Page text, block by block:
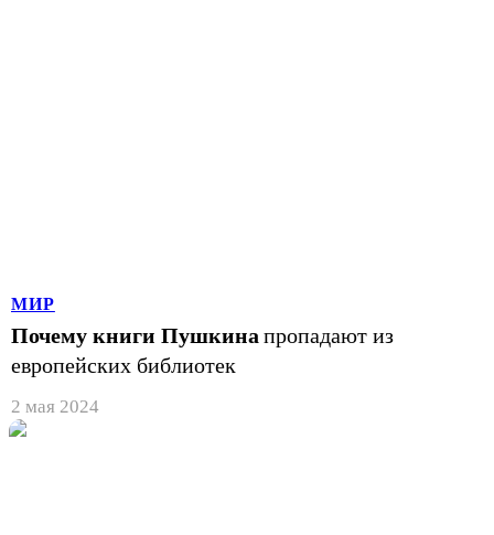
МИР
Почему книги Пушкина пропадают из
европейских библиотек
2 мая 2024